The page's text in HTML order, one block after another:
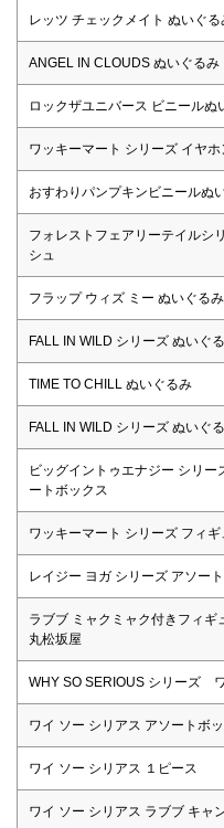
レッツ チェックメイト ぬいぐる
ANGEL IN CLOUDS ぬいぐるみ
ロックザユニバース ビニールぬ
ワッキーマート シリーズ イヤホ
おすわりパンプキンビニールぬ
フォレストフェアリーテイルシ
シュ
フラップ ウィズ ミー ぬいぐるみ
FALL IN WILD シリーズ ぬいぐ
TIME TO CHILL ぬいぐるみ
FALL IN WILD シリーズ ぬいぐ
ビッグイントゥエナジー シリー
ートボックス
ワッキーマート シリーズ フィ
レイジー ヨガ シリーズ アソー
ラブブ ミャクミャク付きフィギ
丸松坂屋
WHY SO SERIOUS シリーズ
ワイ ソー シリアス アソートボ
ワイ ソー シリアス １ピース
ワイ ソー シリアス ラブブ キャ